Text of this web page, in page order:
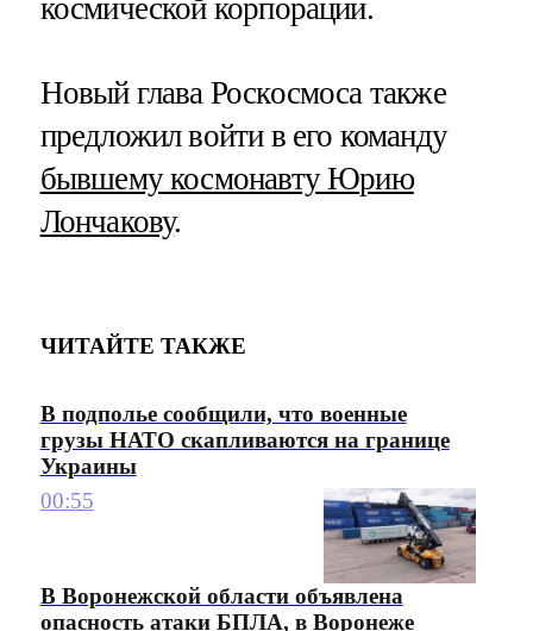
космической корпорации.
Новый глава Роскосмоса также
предложил войти в его команду
бывшему космонавту Юрию
Лончакову.
ЧИТАЙТЕ ТАКЖЕ
В подполье сообщили, что военные
грузы НАТО скапливаются на границе
Украины
00:55
В Воронежской области объявлена
опасность атаки БПЛА, в Воронеже